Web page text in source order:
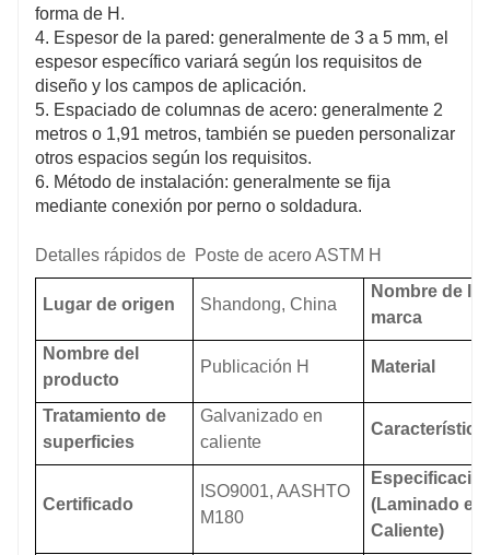
forma de H.
4. Espesor de la pared: generalmente de 3 a 5 mm, el
espesor específico variará según los requisitos de
diseño y los campos de aplicación.
5. Espaciado de columnas de acero: generalmente 2
metros o 1,91 metros, también se pueden personalizar
otros espacios según los requisitos.
6. Método de instalación: generalmente se fija
mediante conexión por perno o soldadura.
Detalles rápidos de Poste de acero ASTM H
Lugar de origen Shandong, China
Nombre de la
marca
Nombre del
producto
Publicación H Material
Tratamiento de
superficies
Galvanizado en
caliente
Característica
Certificado
ISO9001, AASHTO
M180
(Laminado en
Caliente)